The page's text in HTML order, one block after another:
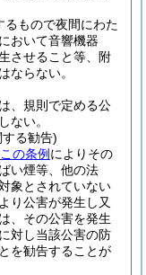
るもので夜間にわた
おいて音響機器
させること等、附
ならない。
、規則で定める公
ない。
る勧告)
この条例 によりその
い煙等、他の法
象とされていない
り公害が発生し又
、その公害を発生
対し当該公害の防
を勧告することが